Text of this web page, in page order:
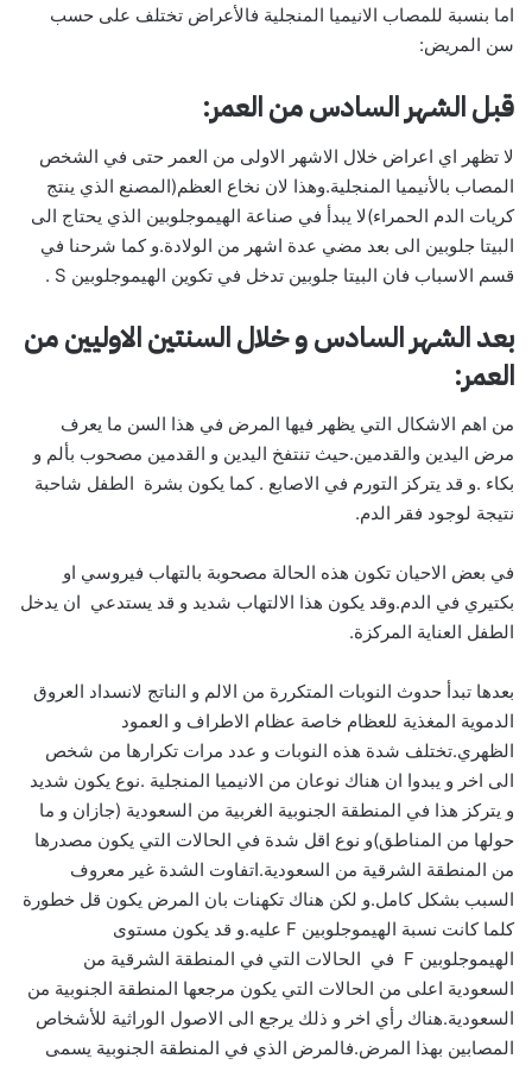
اما بنسبة للمصاب الانيميا المنجلية فالأعراض تختلف على حسب
سن المريض:
قبل الشهر السادس من العمر:
لا تظهر اي اعراض خلال الاشهر الاولى من العمر حتى في الشخص
المصاب بالأنيميا المنجلية.وهذا لان نخاع العظم(المصنع الذي ينتج
كريات الدم الحمراء)لا يبدأ في صناعة الهيموجلوبين الذي يحتاج الى
البيتا جلوبين الى بعد مضي عدة اشهر من الولادة.و كما شرحنا في
قسم الاسباب فان البيتا جلوبين تدخل في تكوين الهيموجلوبين S .
بعد الشهر السادس و خلال السنتين الاوليين من
العمر:
من اهم الاشكال التي يظهر فيها المرض في هذا السن ما يعرف
مرض اليدين والقدمين.حيث تنتفخ اليدين و القدمين مصحوب بألم و
بكاء .و قد يتركز التورم في الاصابع . كما يكون بشرة الطفل شاحبة
نتيجة لوجود فقر الدم.
في بعض الاحيان تكون هذه الحالة مصحوبة بالتهاب فيروسي او
بكتيري في الدم.وقد يكون هذا الالتهاب شديد و قد يستدعي ان يدخل
الطفل العناية المركزة.
بعدها تبدأ حدوث النوبات المتكررة من الالم و الناتج لانسداد العروق
الدموية المغذية للعظام خاصة عظام الاطراف و العمود
الظهري.تختلف شدة هذه النوبات و عدد مرات تكرارها من شخص
الى اخر و يبدوا ان هناك نوعان من الانيميا المنجلية .نوع يكون شديد
و يتركز هذا في المنطقة الجنوبية الغربية من السعودية (جازان و ما
حولها من المناطق)و نوع اقل شدة في الحالات التي يكون مصدرها
من المنطقة الشرقية من السعودية.اتفاوت الشدة غير معروف
السبب بشكل كامل.و لكن هناك تكهنات بان المرض يكون قل خطورة
كلما كانت نسبة الهيموجلوبين F عليه.و قد يكون مستوى
الهيموجلوبين F في الحالات التي في المنطقة الشرقية من
السعودية اعلى من الحالات التي يكون مرجعها المنطقة الجنوبية من
السعودية.هناك رأي اخر و ذلك يرجع الى الاصول الوراثية للأشخاص
المصابين بهذا المرض.فالمرض الذي في المنطقة الجنوبية يسمى